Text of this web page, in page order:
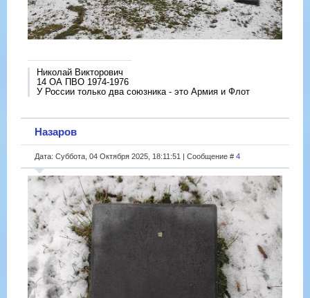
Николай Викторович
14 ОА ПВО 1974-1976
У России только два союзника - это Армия и Флот
Назаров
Дата: Суббота, 04 Октября 2025, 18:11:51 | Сообщение # 4